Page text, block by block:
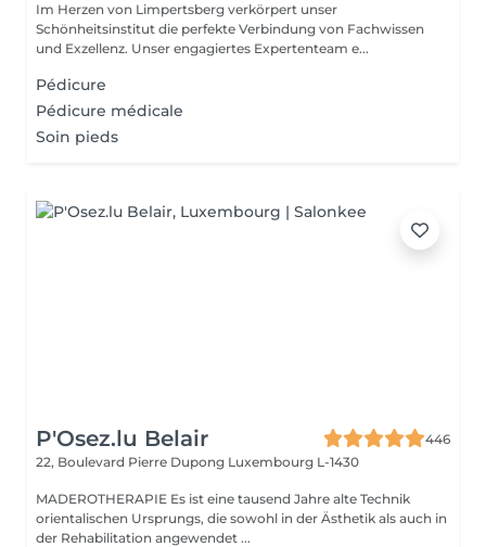
Im Herzen von Limpertsberg verkörpert unser
Schönheitsinstitut die perfekte Verbindung von Fachwissen
und Exzellenz. Unser engagiertes Expertenteam e...
Pédicure
Pédicure médicale
Soin pieds
P'Osez.lu Belair
446
22, Boulevard Pierre Dupong Luxembourg L-1430
MADEROTHERAPIE Es ist eine tausend Jahre alte Technik
orientalischen Ursprungs, die sowohl in der Ästhetik als auch in
der Rehabilitation angewendet ...